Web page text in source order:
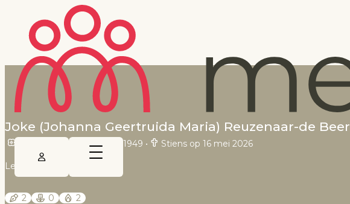
Joke (Johanna Geertruida Maria) Reuzenaar-de Beer
Krommenie op 13 maart 1949 • Stiens op 16 mei 2026
Leeuwarder Courant
2 0 2